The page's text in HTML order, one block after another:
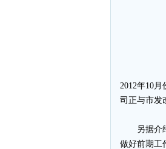
2012年10
司正与市发
另据介绍
做好前期工